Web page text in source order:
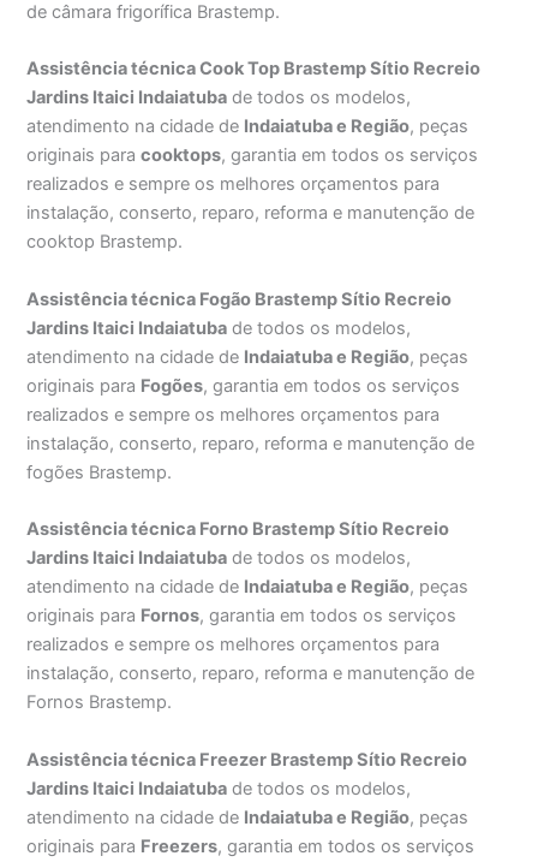
de câmara frigorífica Brastemp.
Assistência técnica Cook Top Brastemp Sítio Recreio
Jardins Itaici Indaiatuba de todos os modelos,
atendimento na cidade de Indaiatuba e Região, peças
originais paracooktops, garantia em todos os serviços
realizados e sempre os melhores orçamentos para
instalação, conserto, reparo, reforma e manutenção de
cooktop Brastemp.
Assistência técnica Fogão Brastemp Sítio Recreio
Jardins Itaici Indaiatuba de todos os modelos,
atendimento na cidade de Indaiatuba e Região, peças
originais para Fogões, garantia em todos os serviços
realizados e sempre os melhores orçamentos para
instalação, conserto, reparo, reforma e manutenção de
fogões Brastemp.
Assistência técnica Forno Brastemp Sítio Recreio
Jardins Itaici Indaiatuba de todos os modelos,
atendimento na cidade de Indaiatuba e Região, peças
originais para Fornos, garantia em todos os serviços
realizados e sempre os melhores orçamentos para
instalação, conserto, reparo, reforma e manutenção de
Fornos Brastemp.
Assistência técnica Freezer Brastemp Sítio Recreio
Jardins Itaici Indaiatuba de todos os modelos,
atendimento na cidade de Indaiatuba e Região, peças
originais para Freezers, garantia em todos os serviços